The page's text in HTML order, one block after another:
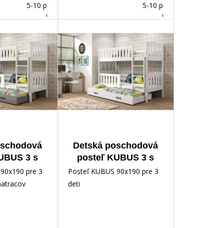
5-10 prac.
dnů
5-10 prac.
dnů
3 s
cm,
pre 3
Detská poschodová
posteľ KUBUS 3 s
prístelkou 90x190 cm,
Posteľ KUBUS 90x190 pre 3
deti